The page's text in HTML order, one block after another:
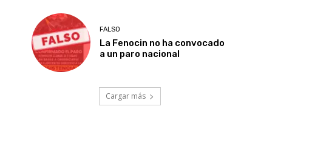
FALSO
La Fenocin no ha convocado
a un paro nacional
Cargar más